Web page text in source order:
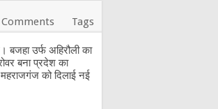
Comments Tags
बजहा उर्फ अहिरौली का
बना प्रदेश का
को दिलाई नई